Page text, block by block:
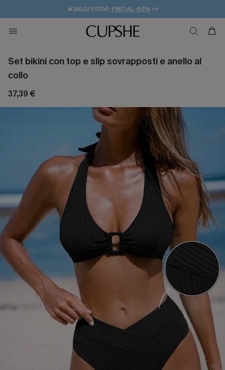
🔥SALDI ESTIVI: FINO AL -50%>>
🚚SPEDIZIONE GRATUITA DA 49€
💌REGALO PER I NUOVI: 20% DI SCONTO*
Set bikini con top e slip sovrapposti e anello al
collo
37,39 €